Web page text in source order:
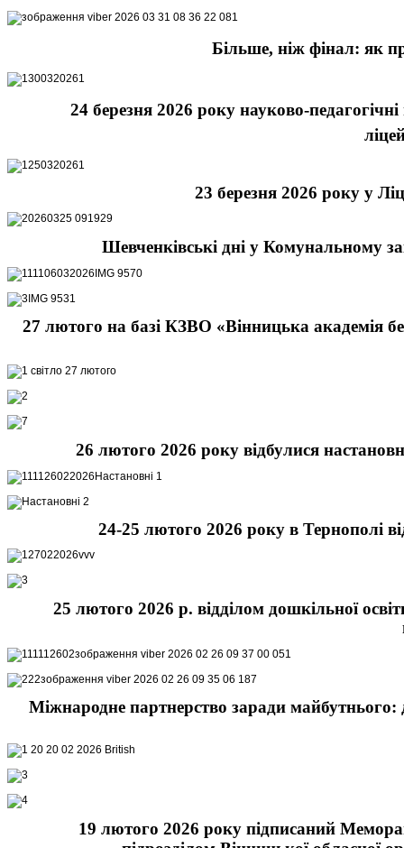
Більше, ніж фінал: як
24 березня 2026 року науково-
23 березня 2026 року у
Шевченківські дні у Комунальному
27 лютого на базі КЗВО «Вінницька академія
26 лютого 2026 року відбулися
24-25 лютого 2026 року в Тернополі
25 лютого 2026 р. відділом дошкільної
Міжнародне партнерство заради майбутнього:
19 лютого 2026 року підписаний